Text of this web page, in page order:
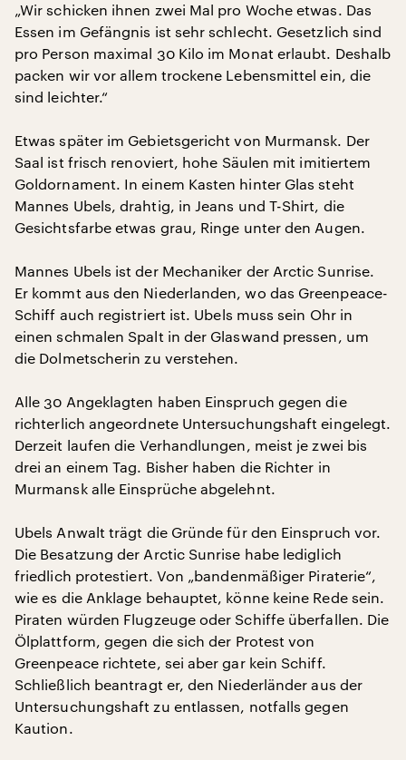
„Wir schicken ihnen zwei Mal pro Woche etwas. Das
Essen im Gefängnis ist sehr schlecht. Gesetzlich sind
pro Person maximal 30 Kilo im Monat erlaubt. Deshalb
packen wir vor allem trockene Lebensmittel ein, die
sind leichter.“
Etwas später im Gebietsgericht von Murmansk. Der
Saal ist frisch renoviert, hohe Säulen mit imitiertem
Goldornament. In einem Kasten hinter Glas steht
Mannes Ubels, drahtig, in Jeans und T-Shirt, die
Gesichtsfarbe etwas grau, Ringe unter den Augen.
Mannes Ubels ist der Mechaniker der Arctic Sunrise.
Er kommt aus den Niederlanden, wo das Greenpeace-
Schiff auch registriert ist. Ubels muss sein Ohr in
einen schmalen Spalt in der Glaswand pressen, um
die Dolmetscherin zu verstehen.
Alle 30 Angeklagten haben Einspruch gegen die
richterlich angeordnete Untersuchungshaft eingelegt.
Derzeit laufen die Verhandlungen, meist je zwei bis
drei an einem Tag. Bisher haben die Richter in
Murmansk alle Einsprüche abgelehnt.
Ubels Anwalt trägt die Gründe für den Einspruch vor.
Die Besatzung der Arctic Sunrise habe lediglich
friedlich protestiert. Von „bandenmäßiger Piraterie“,
wie es die Anklage behauptet, könne keine Rede sein.
Piraten würden Flugzeuge oder Schiffe überfallen. Die
Ölplattform, gegen die sich der Protest von
Greenpeace richtete, sei aber gar kein Schiff.
Schließlich beantragt er, den Niederländer aus der
Untersuchungshaft zu entlassen, notfalls gegen
Kaution.